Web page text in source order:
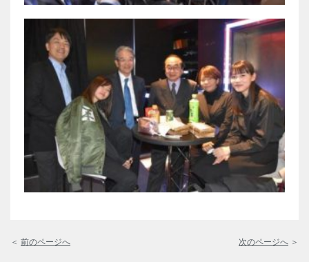
＜ 前のページへ 次のページへ ＞